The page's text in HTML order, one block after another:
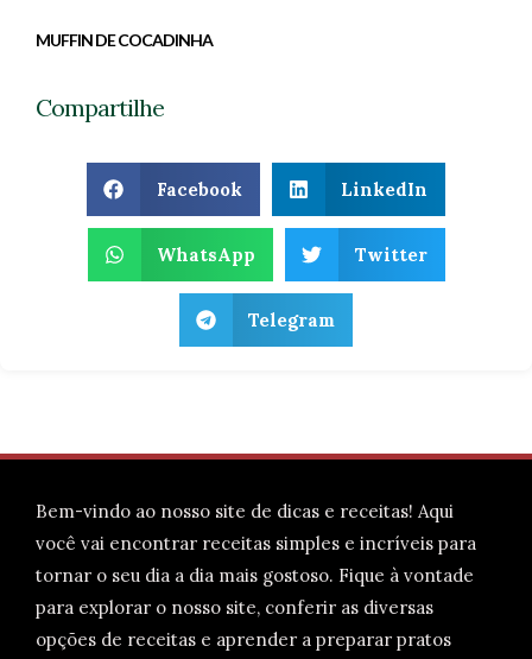
MUFFIN DE COCADINHA
Compartilhe
Facebook LinkedIn
WhatsApp Twitter
Telegram
Bem-vindo ao nosso site de dicas e receitas! Aqui
você vai encontrar receitas simples e incríveis para
tornar o seu dia a dia mais gostoso. Fique à vontade
para explorar o nosso site, conferir as diversas
opções de receitas e aprender a preparar pratos